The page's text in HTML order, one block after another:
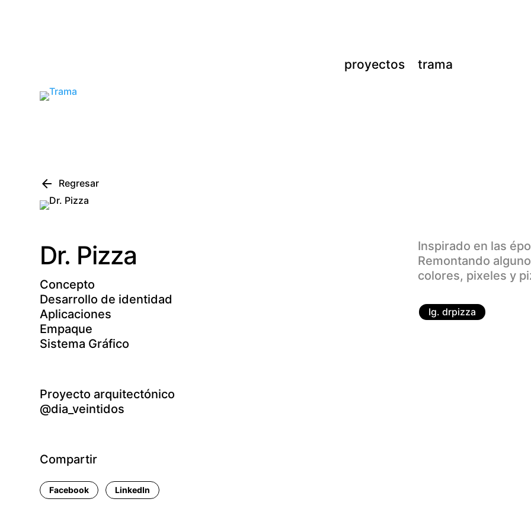
proyectos trama
arrow_back Regresar
Dr. Pizza
Concepto
Desarrollo de identidad
Aplicaciones
Empaque
Sistema Gráfico
Proyecto arquitectónico
@dia_veintidos
Facebook LinkedIn
Compartir
Inspirado en las
Remontando
colores, pixeles y
Ig. drpizza